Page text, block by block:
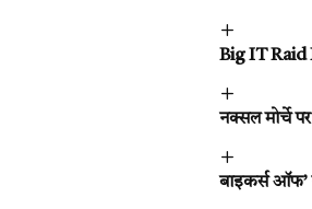
Big IT Raid
नक्सल मोर्चे
बाइकर्स ऑफ’